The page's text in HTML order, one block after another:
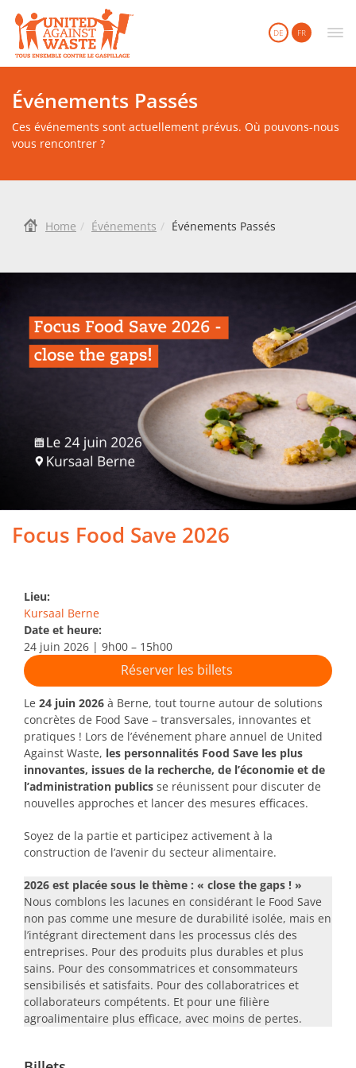
DE FR
Événements Passés
Ces événements sont actuellement prévus. Où pouvons-nous
vous rencontrer ?
Home Événements Événements Passés
Focus Food Save 2026
Lieu:
Kursaal Berne
Date et heure:
24 juin 2026 | 9h00 – 15h00
Réserver les billets
Le 24 juin 2026 à Berne, tout tourne autour de solutions
concrètes de Food Save – transversales, innovantes et
pratiques ! Lors de l’événement phare annuel de United
Against Waste, les personnalités Food Save les plus
innovantes, issues de la recherche, de l’économie et de
l’administration publics se réunissent pour discuter de
nouvelles approches et lancer des mesures efficaces.
Soyez de la partie et participez activement à la
construction de l’avenir du secteur alimentaire.
2026 est placée sous le thème : « close the gaps ! »
Nous comblons les lacunes en considérant le Food Save
non pas comme une mesure de durabilité isolée, mais en
l’intégrant directement dans les processus clés des
entreprises. Pour des produits plus durables et plus
sains. Pour des consommatrices et consommateurs
sensibilisés et satisfaits. Pour des collaboratrices et
collaborateurs compétents. Et pour une filière
agroalimentaire plus efficace, avec moins de pertes.